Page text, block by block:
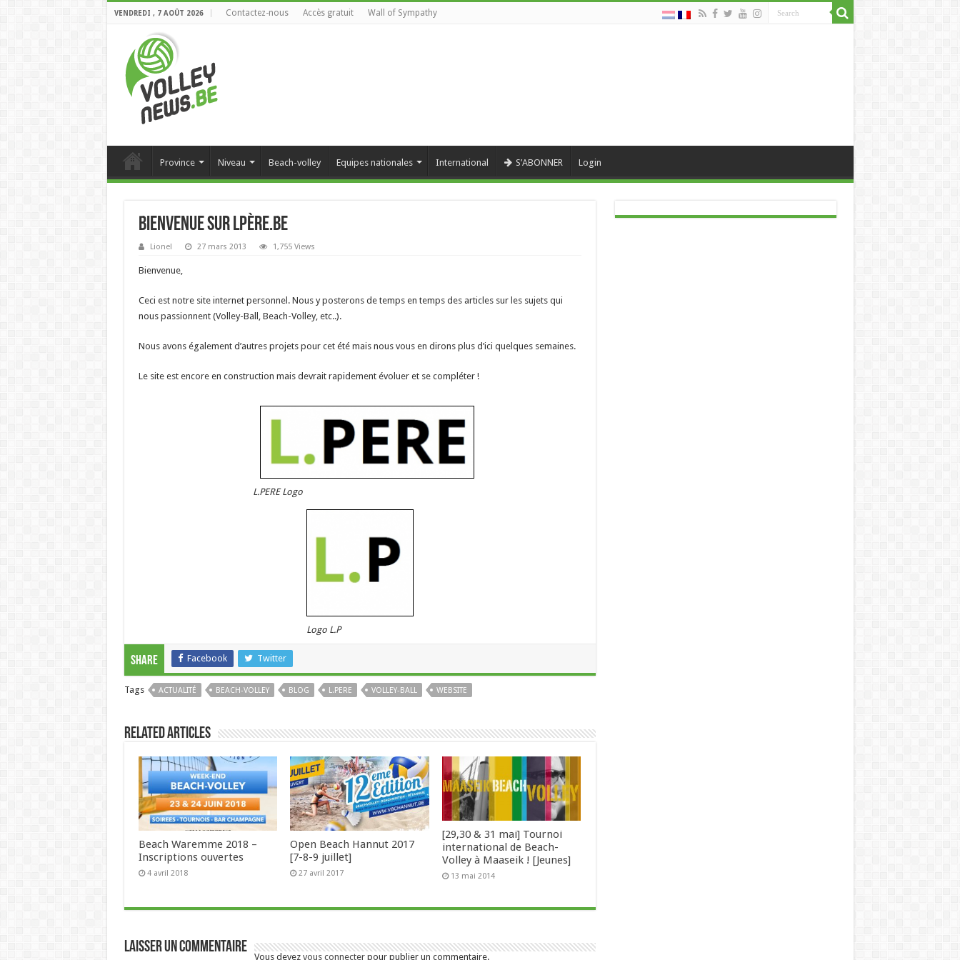
VENDREDI , 7 AOÛT 2026 Contactez-nous Accès gratuit Wall of Sympathy
Province Niveau Beach-volley Equipes nationales International S’ABONNER Login
Bienvenue sur LPère.be
Lionel 27 mars 2013 1,755 Views
Bienvenue,
Ceci est notre site internet personnel. Nous y posterons de temps en temps des articles sur les sujets qui
nous passionnent (Volley-Ball, Beach-Volley, etc..).
Nous avons également d’autres projets pour cet été mais nous vous en dirons plus d’ici quelques semaines.
Le site est encore en construction mais devrait rapidement évoluer et se compléter !
L.PERE Logo
Logo L.P
Share Facebook Twitter
Tags ACTUALITÉ BEACH-VOLLEY BLOG L.PERE VOLLEY-BALL WEBSITE
Related Articles
Beach Waremme 2018 –
Inscriptions ouvertes
4 avril 2018
Open Beach Hannut 2017
[7-8-9 juillet]
27 avril 2017
[29,30 & 31 mai] Tournoi
international de Beach-
Volley à Maaseik ! [Jeunes]
13 mai 2014
Laisser un commentaire
Vous devez vous connecterpour publier un commentaire.